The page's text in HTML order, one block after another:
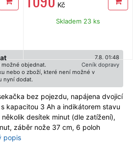
Kč
Skladem 23 ks
7.8. 01:48
Ceník dopravy
objednat.
nebo o zboží, které není možné v
nyní dodat.
bez pojezdu, napájena dvojicí
kapacitou 3 Ah a indikátorem stavu
desítek minut (dle zatížení),
záběr nože 37 cm, 6 poloh
popis